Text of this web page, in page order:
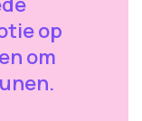
op
om